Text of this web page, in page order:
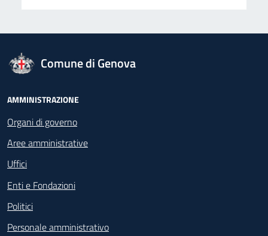
logo Unione Europea
Comune di Genova
Footer - Navigazione
AMMINISTRAZIONE
Organi di governo
Aree amministrative
Uffici
Enti e Fondazioni
Politici
Personale amministrativo